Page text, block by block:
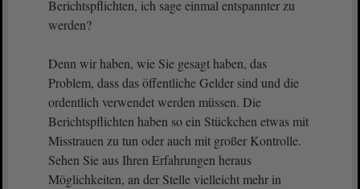
Berichtspflichten, ich sage einmal entspannter zu
werden?
Denn wir haben, wie Sie gesagt haben, das
Problem, dass das öffentliche Gelder sind und die
ordentlich verwendet werden müssen. Die
Berichtspflichten haben so ein Stückchen etwas mit
Misstrauen zu tun oder auch mit großer Kontrolle.
Sehen Sie aus Ihren Erfahrungen heraus
Möglichkeiten, an der Stelle vielleicht mehr in